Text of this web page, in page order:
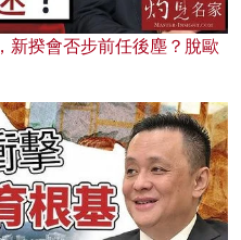
新揆會否步前任後塵？脫歐